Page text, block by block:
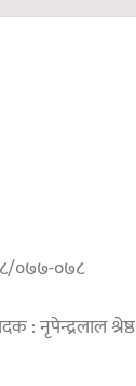
०७७-०७८
: नृपेन्द्रलाल श्रेष्ठ